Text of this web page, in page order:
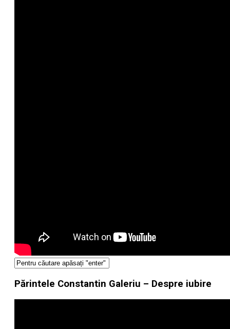
Părintele Constantin Galeriu – Despre iubire